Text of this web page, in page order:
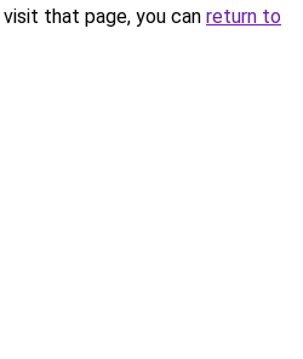
that page, you can return to